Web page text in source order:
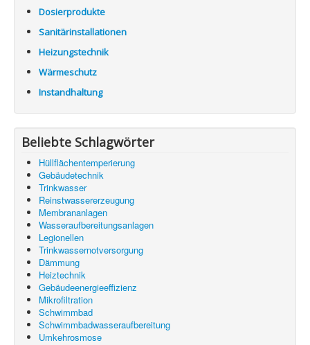
Dosierprodukte
Sanitärinstallationen
Heizungstechnik
Wärmeschutz
Instandhaltung
Beliebte Schlagwörter
Hüllflächentemperierung
Gebäudetechnik
Trinkwasser
Reinstwassererzeugung
Membrananlagen
Wasseraufbereitungsanlagen
Legionellen
Trinkwassernotversorgung
Dämmung
Heiztechnik
Gebäudeenergieeffizienz
Mikrofiltration
Schwimmbad
Schwimmbadwasseraufbereitung
Umkehrosmose